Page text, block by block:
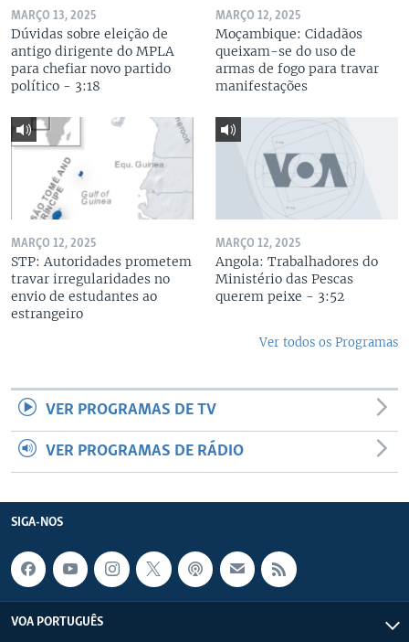
MARÇO 13, 2025
Dúvidas sobre eleição de
antigo dirigente do MPLA
para chefiar novo partido
político - 3:18
MARÇO 12, 2025
Moçambique: Cidadãos
queixam-se do uso de
armas de fogo para travar
manifestações
MARÇO 12, 2025
STP: Autoridades prometem
travar irregularidades no
envio de estudantes ao
estrangeiro
MARÇO 12, 2025
Angola: Trabalhadores do
Ministério das Pescas
querem peixe - 3:52
Ver todos os Programas
VER PROGRAMAS DE TV
VER PROGRAMAS DE RÁDIO
SIGA-NOS
VOA PORTUGUÊS